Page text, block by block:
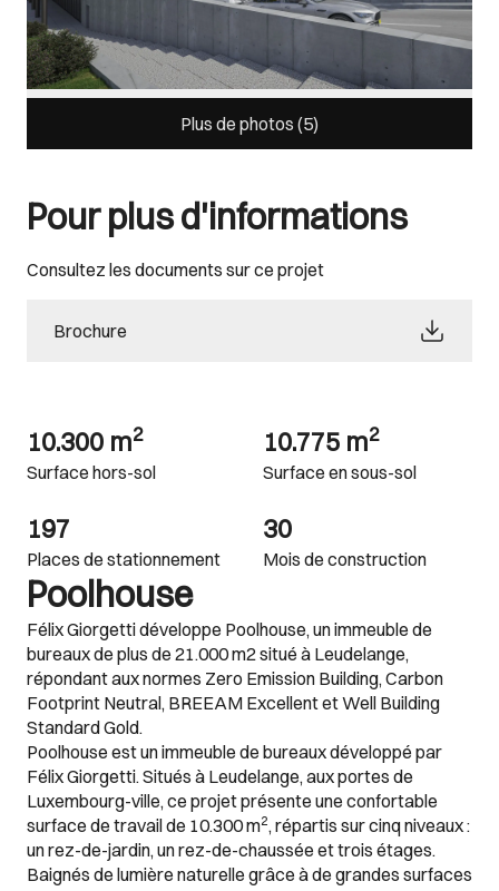
Plus de photos (5)
Pour plus d'informations
Consultez les documents sur ce projet
Brochure
Poolhouse
Félix Giorgetti développe Poolhouse, un immeuble de
bureaux de plus de 21.000 m2 situé à Leudelange,
répondant aux normes Zero Emission Building, Carbon
Footprint Neutral, BREEAM Excellent et Well Building
Standard Gold.
Poolhouse est un immeuble de bureaux développé par
Félix Giorgetti. Situés à Leudelange, aux portes de
Luxembourg-ville, ce projet présente une confortable
surface de travail de 10.300 m2, répartis sur cinq niveaux :
un rez-de-jardin, un rez-de-chaussée et trois étages.
Baignés de lumière naturelle grâce à de grandes surfaces
10.300 m2
Surface hors-sol
10.775 m2
Surface en sous-sol
197
Places de stationnement
30
Mois de construction